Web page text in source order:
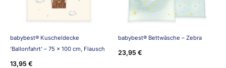
babybest® Kuscheldecke
‘Ballonfahrt’ – 75 x 100 cm, Flausch
13,95 €
babybest® Bettwäsche – Zebra
23,95 €